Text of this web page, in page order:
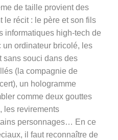
de taille provient des
le récit : le père et son fils
informatiques high-tech de
un ordinateur bricolé, les
sans souci dans des
(la compagnie de
un hologramme
comme deux gouttes
les revirements
personnages… En ce
il faut reconnaître de